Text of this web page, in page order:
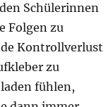
Schülerinnen
Folgen zu
Kontrollverlust
zu
fühlen,